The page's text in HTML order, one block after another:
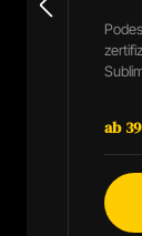
Klett-
ab